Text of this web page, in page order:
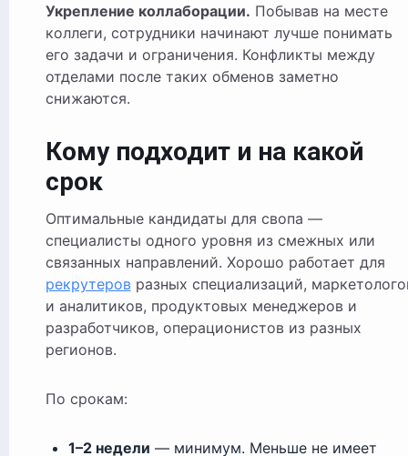
Укрепление коллаборации. Побывав на месте
коллеги, сотрудники начинают лучше понимать
его задачи и ограничения. Конфликты между
отделами после таких обменов заметно
снижаются.
Кому подходит и на какой
срок
Оптимальные кандидаты для свопа —
специалисты одного уровня из смежных или
связанных направлений. Хорошо работает для
рекрутеров разных специализаций,
и аналитиков, продуктовых менеджеров и
разработчиков, операционистов из разных
регионов.
По срокам:
1–2 недели — минимум. Меньше не имеет